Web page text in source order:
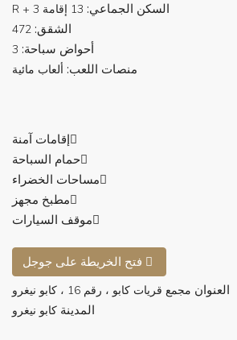
السكن الجماعي: 13 إقامة R + 3
الشقق: 472
أحواض سباحة: 3
منصات اللعب: ألعاب مائية
إقامات آمنة
حمام السباحة
مساحات الخضراء
مطبخ مجهز
موقف السيارات
فتح الخريطة على جوجل
العنوان مجمع قريات كابو ، رقم 16 ، كابو نيغرو
المدينة كابو نيغرو